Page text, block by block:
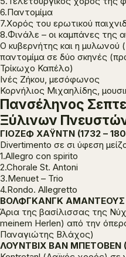
6.Παντομίμα
7.Χορός του ερωτικού
8.Φινάλε – οι καμπάνες της
O κυβερνήτης και η μυλωνού
παντομίμα σε δύο σκηνές
Τρίκωχο Καπέλο)
Ινές Ζήκου, μεσόφωνος
Κορνήλιος Μιχαηλίδης,
Πανσέληνος
Ξύλινων
ΓΙΟΖΕΦ ΧΑΫΝΤΝ (1732 –
Divertimento σε σι ύφεση
1.Allegro con spirito
2.Chorale St. Antoni
3.Menuet – Trio
4.Rondo. Allegretto
ΒΟΛΦΓΚΑΝΓΚ
Άρια της βασίλισσας της
meinem Herlen) από την
Παναγιώτης Βλάχος)
ΛΟΥΝΤΒΙΧ ΒΑΝ ΜΠΕΤΟΒΕΝ